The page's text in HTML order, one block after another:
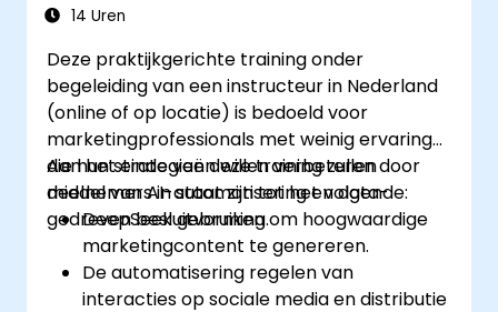
14 Uren
Deze praktijkgerichte training onder
begeleiding van een instructeur in Nederland
(online of op locatie) is bedoeld voor
marketingprofessionals met weinig ervaring
die hun strategieën willen verbeteren door
middel van AI-automatisering en data-
gedreven besluitvorming.
Aan het einde van deze training zullen
deelnemers in staat zijn tot het volgende:
DeepSeek gebruiken om hoogwaardige
marketingcontent te genereren.
De automatisering regelen van
interacties op sociale media en distributie